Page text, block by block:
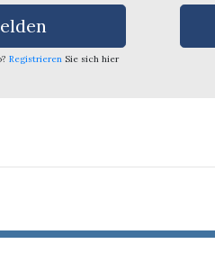
Registrieren Sie sich hier